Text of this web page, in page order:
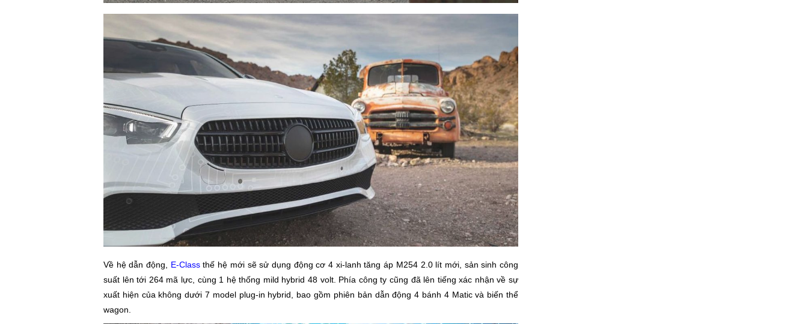
Về hệ dẫn động, E-Classthế hệ mới sẽ sử dụng động cơ 4 xi-lanh tăng áp M254 2.0 lít mới, sản sinh công
suất lên tới 264 mã lực, cùng 1 hệ thống mild hybrid 48 volt. Phía công ty cũng đã lên tiếng xác nhận về sự
xuất hiện của không dưới 7 model plug-in hybrid, bao gồm phiên bản dẫn động 4 bánh 4 Matic và biến thể
wagon.